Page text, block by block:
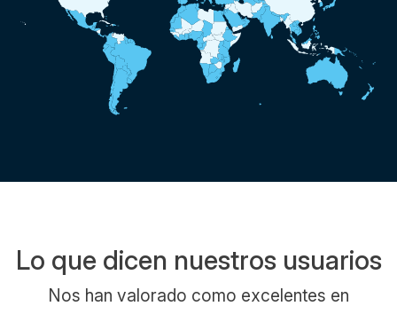
Lo que dicen nuestros usuarios
Nos han valorado como excelentes en